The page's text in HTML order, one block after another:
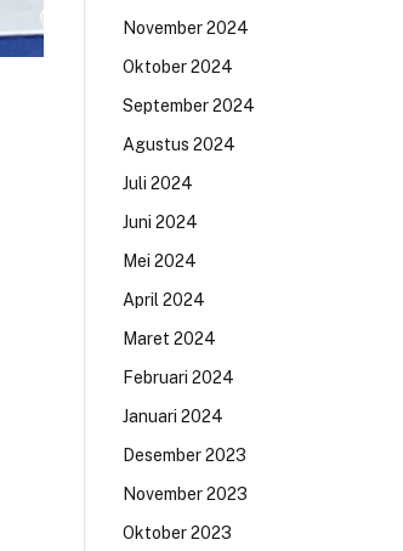
November 2024
Oktober 2024
September 2024
Agustus 2024
Juli 2024
Juni 2024
Mei 2024
April 2024
Maret 2024
Februari 2024
Januari 2024
Desember 2023
November 2023
Oktober 2023